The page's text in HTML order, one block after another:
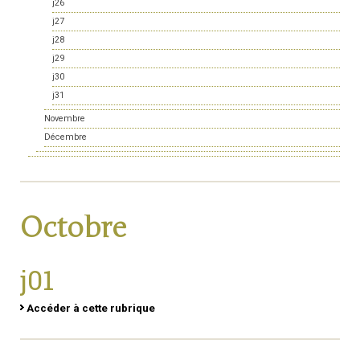
j26
j27
j28
j29
j30
j31
Novembre
Décembre
Octobre
j01
Accéder à cette rubrique